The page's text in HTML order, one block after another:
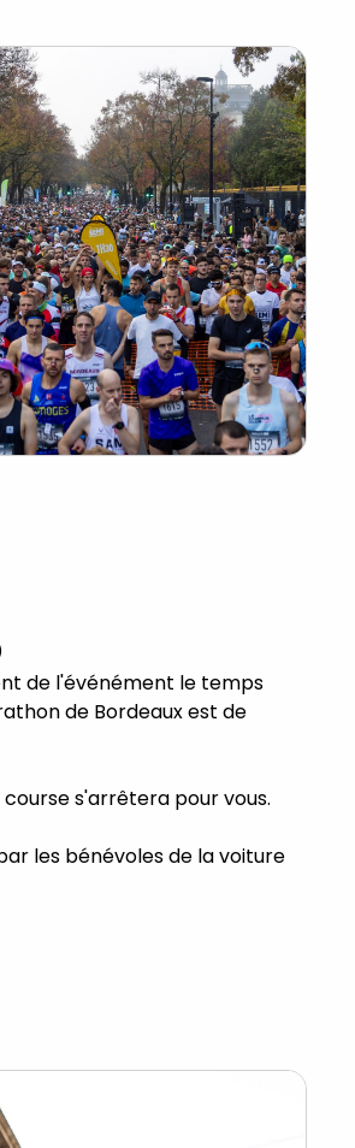
de l'événément le temps
de Bordeaux est de
course s'arrêtera pour vous.
les bénévoles de la voiture